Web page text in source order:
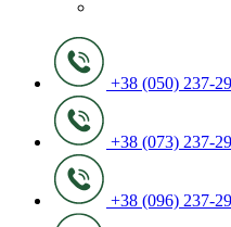
+38 (050) 237-
+38 (073) 237-
+38 (096) 237-